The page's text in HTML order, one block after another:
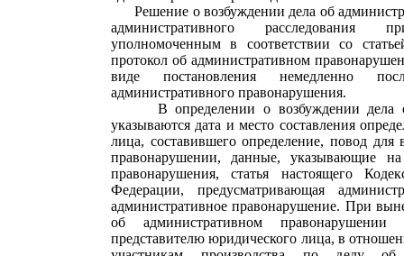
Решение о возбуждении дела об
административного расследования
уполномоченным в соответствии со
протокол об административном
виде постановления немедленно
административного правонарушения.
В определении о возбуждении дела об
указываются дата и место составления
лица, составившего определение, повод
правонарушении, данные, указывающие
правонарушения, статья настоящего
Федерации, предусматривающая
административное правонарушение. При
об административном
представителю юридического лица, в